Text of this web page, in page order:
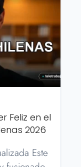
Feliz en el
2026
Este